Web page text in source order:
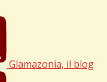
Glamazonia, il blog